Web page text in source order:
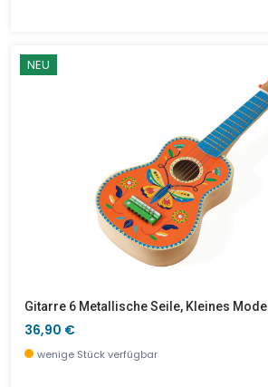
NEU
Gitarre 6 Metallische Seile, Kleines Modell
36,90 €
wenige Stück verfügbar